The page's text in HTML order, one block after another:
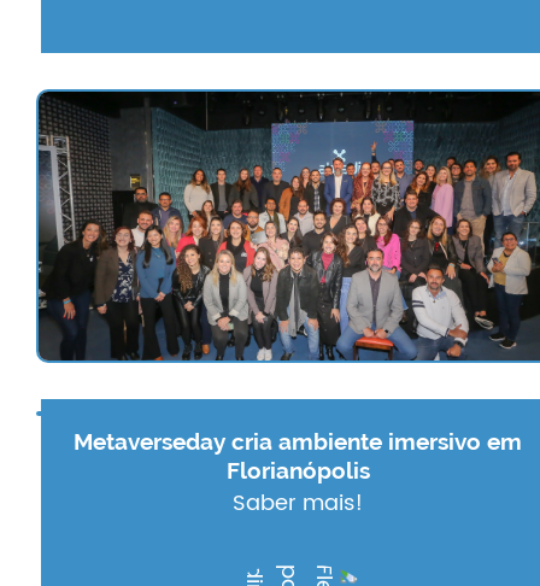
Metaverseday cria ambiente imersivo em
Florianópolis
Saber mais!